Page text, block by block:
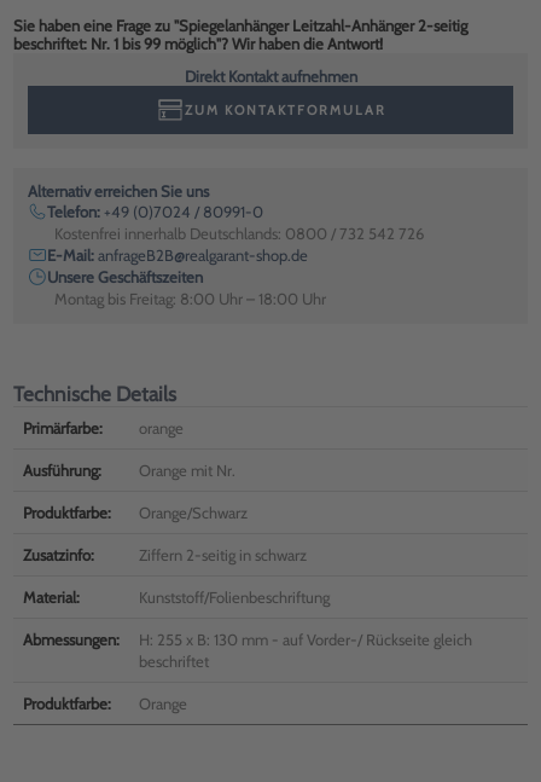
Sie haben eine Frage zu "Spiegelanhänger Leitzahl-Anhänger 2-seitig
beschriftet: Nr. 1 bis 99 möglich"? Wir haben die Antwort!
Direkt Kontakt aufnehmen
ZUM KONTAKTFORMULAR
Alternativ erreichen Sie uns
Telefon: +49 (0)7024 / 80991-0
Kostenfrei innerhalb Deutschlands: 0800 / 732 542 726
E-Mail:anfrageB2B@realgarant-shop.de
Unsere Geschäftszeiten
Montag bis Freitag: 8:00 Uhr – 18:00 Uhr
Technische Details
Primärfarbe: orange
Ausführung: Orange mit Nr.
Produktfarbe: Orange/Schwarz
Zusatzinfo: Ziffern 2-seitig in schwarz
Material: Kunststoff/Folienbeschriftung
Abmessungen:
H: 255 x B: 130 mm - auf Vorder-/ Rückseite gleich
beschriftet
Produktfarbe: Orange